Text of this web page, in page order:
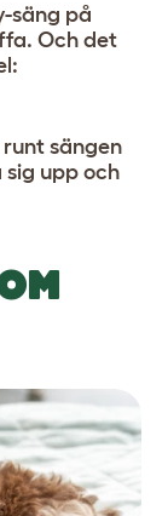
säng på
Och det
sängen
upp och